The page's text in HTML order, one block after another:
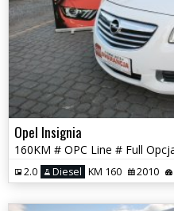
Opel Insignia
2.0 Diesel KM 160 2010